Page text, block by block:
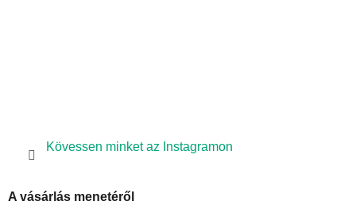
Kövessen minket az Instagramon
A vásárlás menetéről